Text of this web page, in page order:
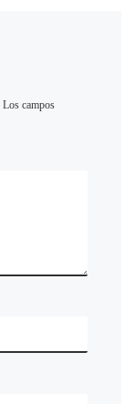
Los campos